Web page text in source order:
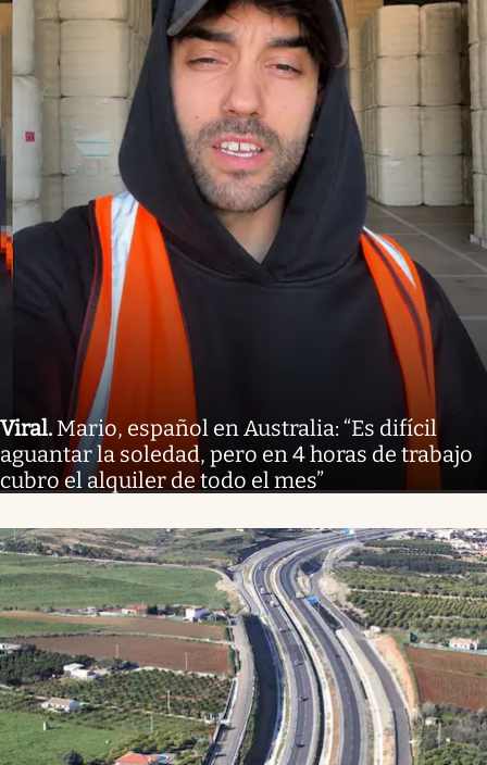
Viral. Mario, español en Australia: “Es difícil
aguantar la soledad, pero en 4 horas de trabajo
cubro el alquiler de todo el mes”